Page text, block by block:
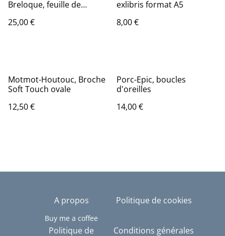
Breloque, feuille de
25,00 €
exlibris format A5
8,00 €
Motmot-Houtouc, Broche
Soft Touch ovale
12,50 €
Porc-Epic, boucles
d'oreilles
14,00 €
A propos
Buy me a coffee
Politique de cookies
Politique de
Conditions générales